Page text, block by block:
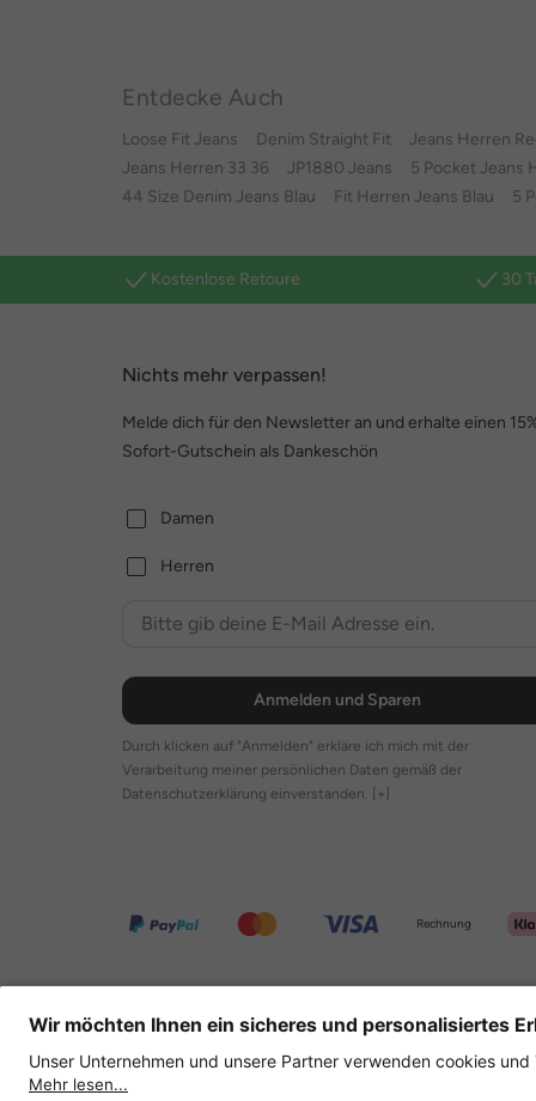
Entdecke Auch
Loose Fit Jeans Denim Straight Fit
Jeans Herren
Jeans Herren 33 36
JP1880 Jeans
5 Pocket Jeans
44 Size Denim Jeans Blau
Fit Herren Jeans Blau 5
Kostenlose Retoure 30
Nichts mehr verpassen!
Melde dich für den Newsletter an und erhalte einen
Sofort-Gutschein als Dankeschön
Damen
Herren
Anmelden und Sparen
Durch klicken auf "Anmelden" erkläre ich mich mit der
Verarbeitung meiner persönlichen Daten gemäß der
Datenschutzerklärung einverstanden. [+]
Rechnung